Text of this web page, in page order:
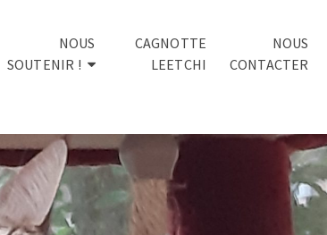
NOUS
SOUTENIR !
CAGNOTTE
LEETCHI
NOUS
CONTACTER